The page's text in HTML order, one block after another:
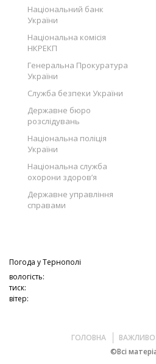
Національний банк
України
Національна комісія
НКРЕКП
Генеральна Прокуратура
України
Служба безпеки України
Державне бюро
розслідувань
Національна поліція
України
Національна служба
охорони здоров’я
Державне управління
справами
Погода уТернополі
вологість:
тиск:
вітер:
ГОЛОВНА ВАЖЛИВО
©Всі